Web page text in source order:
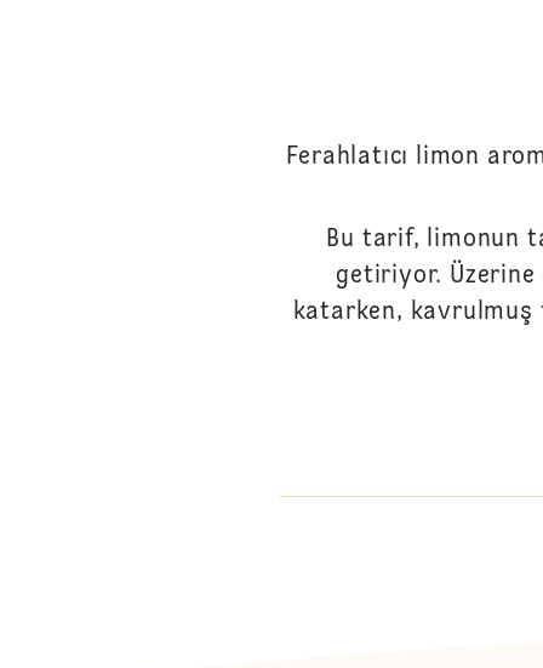
Ferahlatıcı limon
Bu tarif, limonun
getiriyor.
katarken, kavrulmuş